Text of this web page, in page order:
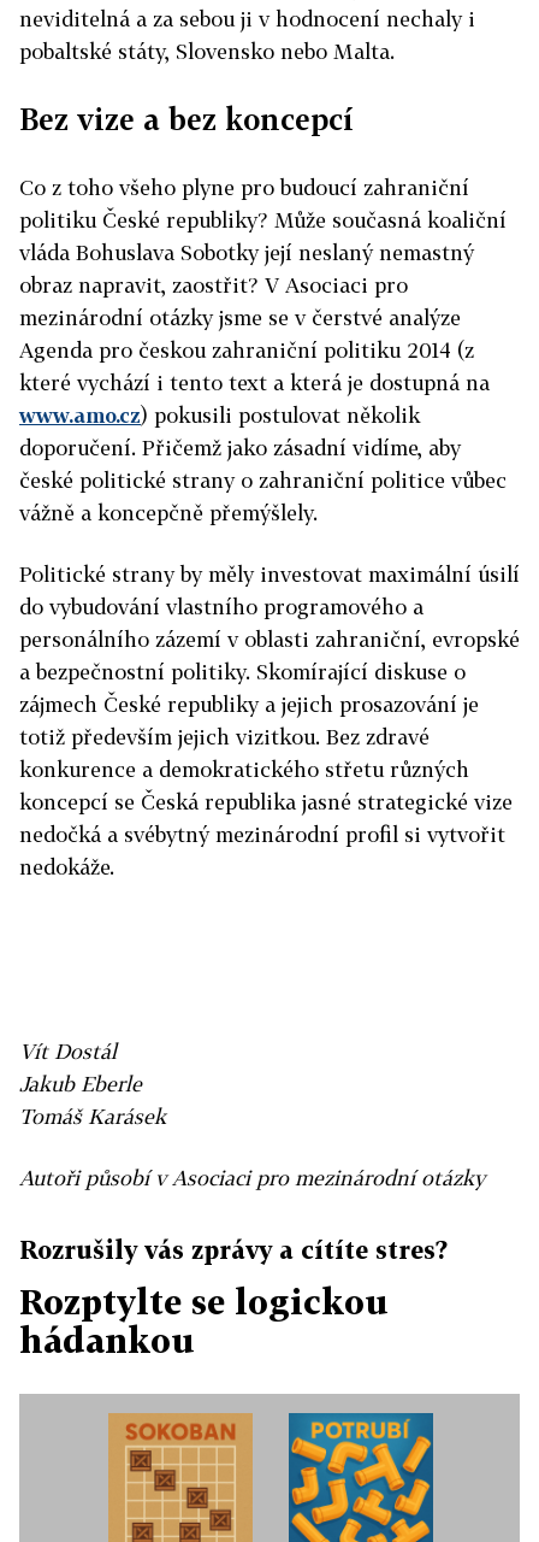
neviditelná a za sebou ji v hodnocení nechaly i
pobaltské státy, Slovensko nebo Malta.
Bez vize a bez koncepcí
Co z toho všeho plyne pro budoucí zahraniční
politiku České republiky? Může současná koaliční
vláda Bohuslava Sobotky její neslaný nemastný
obraz napravit, zaostřit? V Asociaci pro
mezinárodní otázky jsme se v čerstvé analýze
Agenda pro českou zahraniční politiku 2014 (z
které vychází i tento text a která je dostupná na
www.amo.cz) pokusili postulovat několik
doporučení. Přičemž jako zásadní vidíme, aby
české politické strany o zahraniční politice vůbec
vážně a koncepčně přemýšlely.
Politické strany by měly investovat maximální úsilí
do vybudování vlastního programového a
personálního zázemí v oblasti zahraniční, evropské
a bezpečnostní politiky. Skomírající diskuse o
zájmech České republiky a jejich prosazování je
totiž především jejich vizitkou. Bez zdravé
konkurence a demokratického střetu různých
koncepcí se Česká republika jasné strategické vize
nedočká a svébytný mezinárodní profil si vytvořit
nedokáže.
Vít Dostál
Jakub Eberle
Tomáš Karásek
Autoři působí v Asociaci pro mezinárodní otázky
Rozrušily vás zprávy a cítíte stres?
Rozptylte se logickou
hádankou